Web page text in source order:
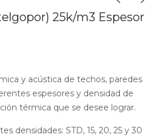
25k/m3 Espesor
y acústica de techos, paredes
espesores y densidad de
térmica que se desee lograr.
densidades: STD, 15, 20, 25 y 30